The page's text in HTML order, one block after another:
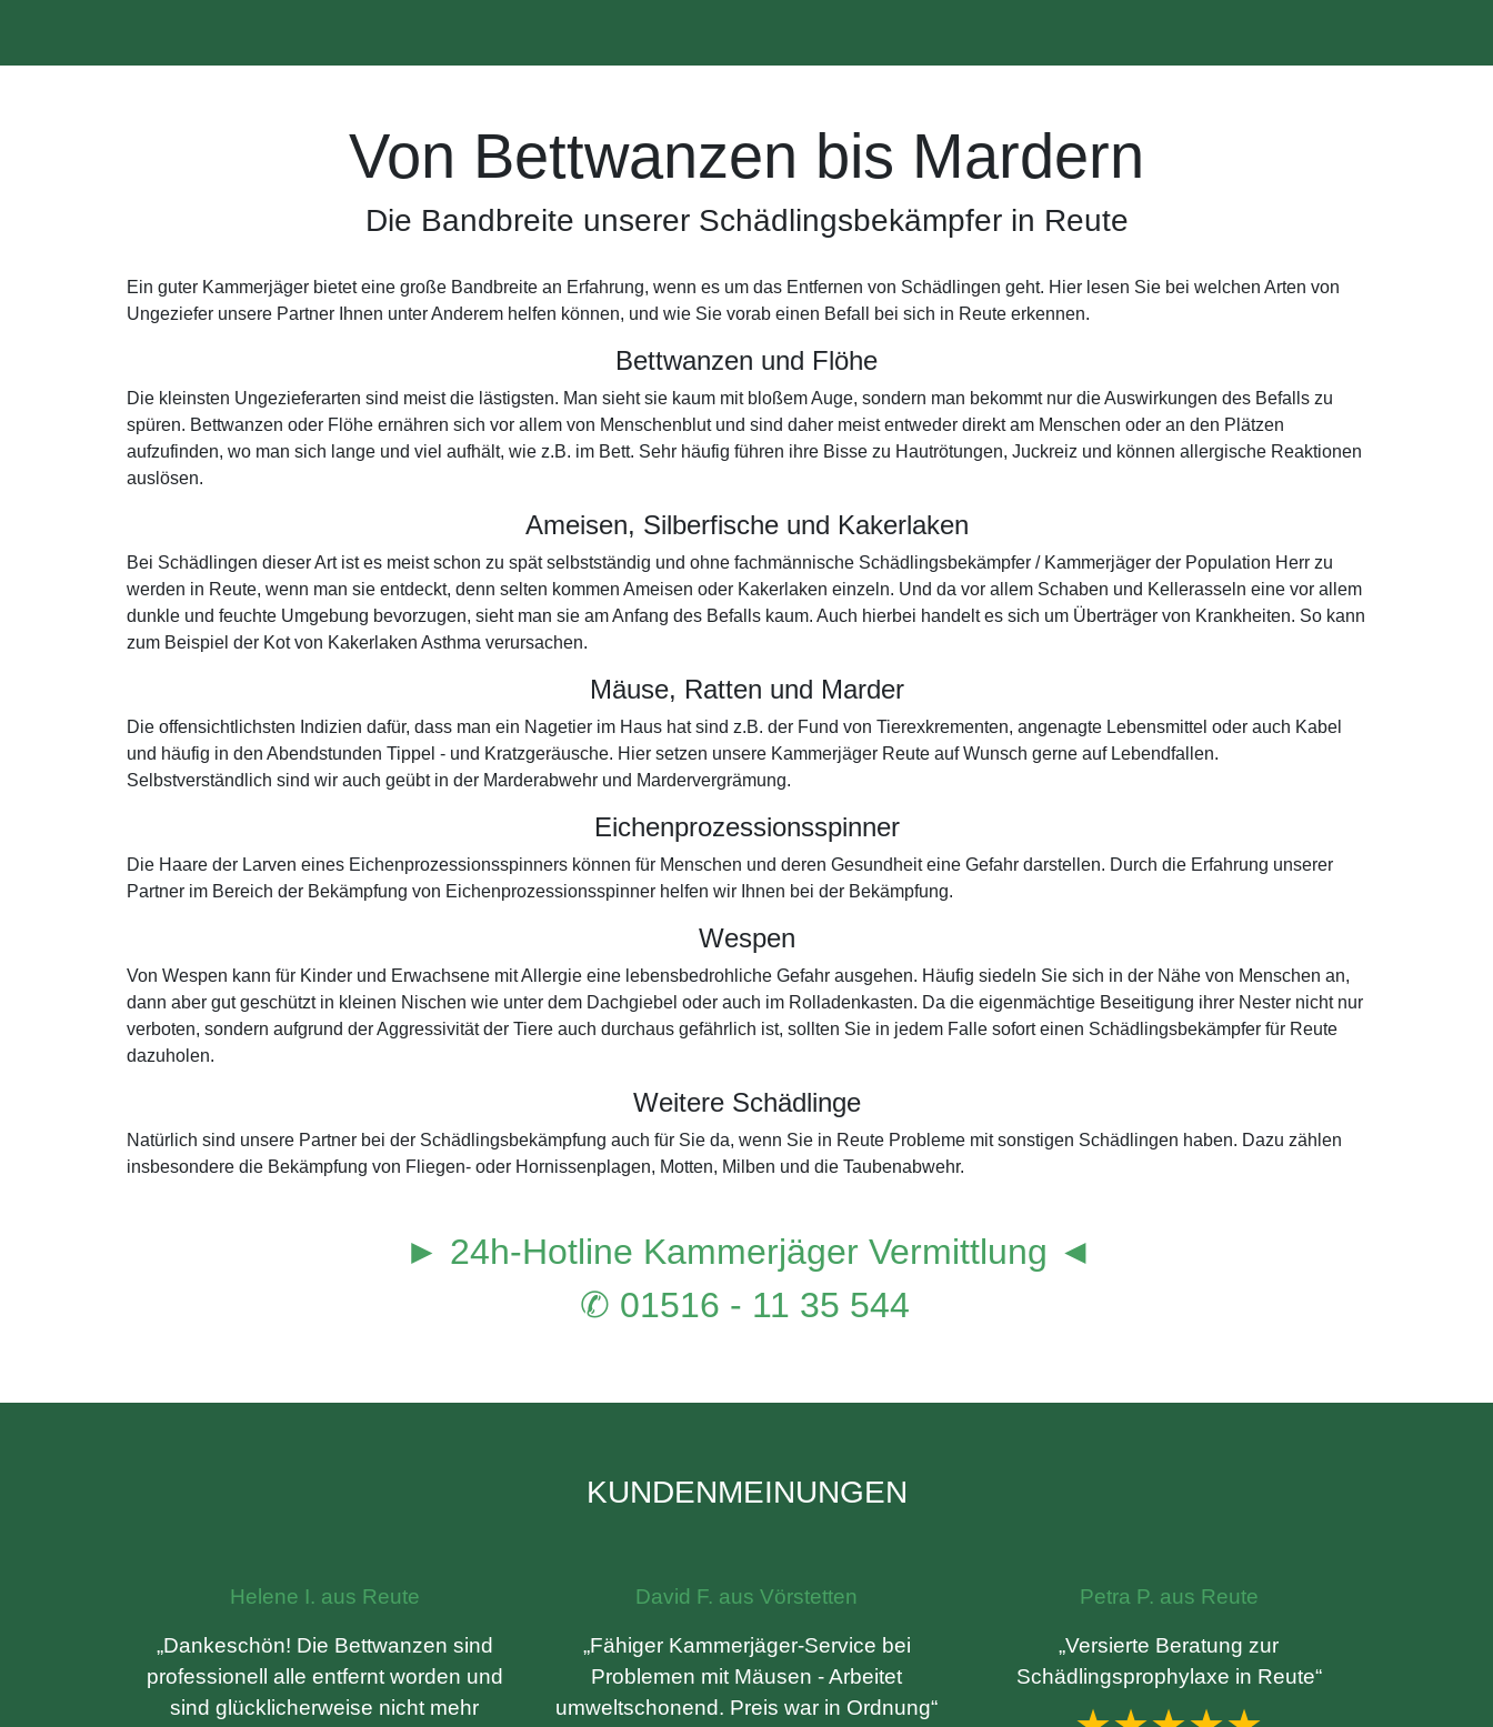
Von Bettwanzen bis Mardern
Die Bandbreite unserer Schädlingsbekämpfer in Reute
Ein guter Kammerjäger bietet eine große Bandbreite an Erfahrung, wenn es um das Entfernen von Schädlingen geht. Hier lesen Sie bei welchen Arten von
Ungeziefer unsere Partner Ihnen unter Anderem helfen können, und wie Sie vorab einen Befall bei sich in Reute erkennen.
Bettwanzen und Flöhe
Die kleinsten Ungezieferarten sind meist die lästigsten. Man sieht sie kaum mit bloßem Auge, sondern man bekommt nur die Auswirkungen des Befalls zu
spüren. Bettwanzen oder Flöhe ernähren sich vor allem von Menschenblut und sind daher meist entweder direkt am Menschen oder an den Plätzen
aufzufinden, wo man sich lange und viel aufhält, wie z.B. im Bett. Sehr häufig führen ihre Bisse zu Hautrötungen, Juckreiz und können allergische Reaktionen
auslösen.
Ameisen, Silberfische und Kakerlaken
Bei Schädlingen dieser Art ist es meist schon zu spät selbstständig und ohne fachmännische Schädlingsbekämpfer / Kammerjäger der Population Herr zu
werden in Reute, wenn man sie entdeckt, denn selten kommen Ameisen oder Kakerlaken einzeln. Und da vor allem Schaben und Kellerasseln eine vor allem
dunkle und feuchte Umgebung bevorzugen, sieht man sie am Anfang des Befalls kaum. Auch hierbei handelt es sich um Überträger von Krankheiten. So kann
zum Beispiel der Kot von Kakerlaken Asthma verursachen.
Mäuse, Ratten und Marder
Die offensichtlichsten Indizien dafür, dass man ein Nagetier im Haus hat sind z.B. der Fund von Tierexkrementen, angenagte Lebensmittel oder auch Kabel
und häufig in den Abendstunden Tippel - und Kratzgeräusche. Hier setzen unsere Kammerjäger Reute auf Wunsch gerne auf Lebendfallen.
Selbstverständlich sind wir auch geübt in der Marderabwehr und Mardervergrämung.
Eichenprozessionsspinner
Die Haare der Larven eines Eichenprozessionsspinners können für Menschen und deren Gesundheit eine Gefahr darstellen. Durch die Erfahrung unserer
Partner im Bereich der Bekämpfung von Eichenprozessionsspinner helfen wir Ihnen bei der Bekämpfung.
Wespen
Von Wespen kann für Kinder und Erwachsene mit Allergie eine lebensbedrohliche Gefahr ausgehen. Häufig siedeln Sie sich in der Nähe von Menschen an,
dann aber gut geschützt in kleinen Nischen wie unter dem Dachgiebel oder auch im Rolladenkasten. Da die eigenmächtige Beseitigung ihrer Nester nicht nur
verboten, sondern aufgrund der Aggressivität der Tiere auch durchaus gefährlich ist, sollten Sie in jedem Falle sofort einen Schädlingsbekämpfer für Reute
dazuholen.
Weitere Schädlinge
Natürlich sind unsere Partner bei der Schädlingsbekämpfung auch für Sie da, wenn Sie in Reute Probleme mit sonstigen Schädlingen haben. Dazu zählen
insbesondere die Bekämpfung von Fliegen- oder Hornissenplagen, Motten, Milben und die Taubenabwehr.
► 24h-Hotline Kammerjäger Vermittlung ◄
✆ 01516 - 11 35 544
KUNDENMEINUNGEN
Helene I. aus Reute
„Dankeschön! Die Bettwanzen sind
professionell alle entfernt worden und
sind glücklicherweise nicht mehr
David F. aus Vörstetten
„Fähiger Kammerjäger-Service bei
Problemen mit Mäusen - Arbeitet
umweltschonend. Preis war in Ordnung“
Petra P. aus Reute
„Versierte Beratung zur
Schädlingsprophylaxe in Reute“